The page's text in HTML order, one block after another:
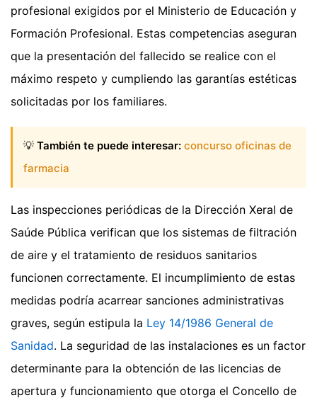
profesional exigidos por el Ministerio de Educación y
Formación Profesional. Estas competencias aseguran
que la presentación del fallecido se realice con el
máximo respeto y cumpliendo las garantías estéticas
solicitadas por los familiares.
💡 También te puede interesar: concurso oficinas de
farmacia
Las inspecciones periódicas de la Dirección Xeral de
Saúde Pública verifican que los sistemas de filtración
de aire y el tratamiento de residuos sanitarios
funcionen correctamente. El incumplimiento de estas
medidas podría acarrear sanciones administrativas
graves, según estipula la Ley 14/1986 General de
Sanidad. La seguridad de las instalaciones es un factor
determinante para la obtención de las licencias de
apertura y funcionamiento que otorga el Concello de